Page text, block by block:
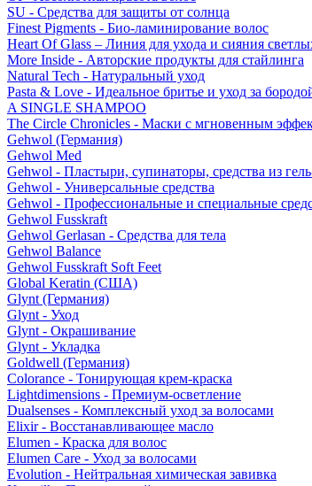
SU - Средства для защиты от солнца
Finest Pigments - Био-ламинирование волос
Heart Of Glass – Линия для ухода и сияния
More Inside - Авторские продукты для стайлинга
Natural Tech - Натуральный уход
Pasta & Love - Идеальное бритье и уход за
A SINGLE SHAMPOO
The Circle Chronicles - Маски с мгновенным
Gehwol (Германия)
Gehwol Med
Gehwol - Пластыри, супинаторы, средства из
Gehwol - Универсальные средства
Gehwol - Профессиональные и специальные
Gehwol Fusskraft
Gehwol Gerlasan - Средства для тела
Gehwol Balance
Gehwol Fusskraft Soft Feet
Global Keratin (США)
Glynt (Германия)
Glynt - Уход
Glynt - Окрашивание
Glynt - Укладка
Goldwell (Германия)
Colorance - Тонирующая крем-краска
Lightdimensions - Премиум-осветление
Dualsenses - Комплексный уход за волосами
Elixir - Восстанавливающее масло
Elumen - Краска для волос
Elumen Care - Уход за волосами
Evolution - Нейтральная химическая завивка